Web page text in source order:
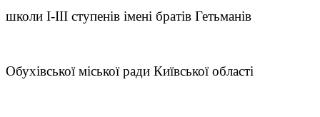
школи І-ІІІ ступенів імені братів Гетьманів
Обухівської міської ради Київської області